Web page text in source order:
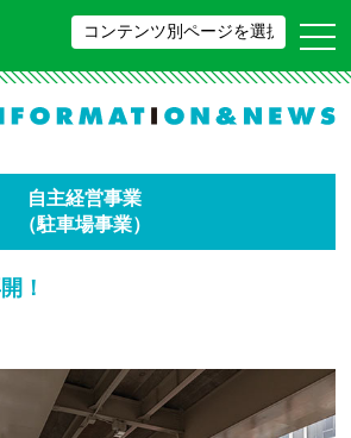
自主経営事業
（駐車場事業）
！